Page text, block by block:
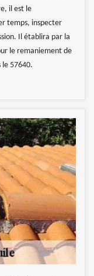
il est le
temps, inspecter
Il établira par la
le remaniement de
le 57640.